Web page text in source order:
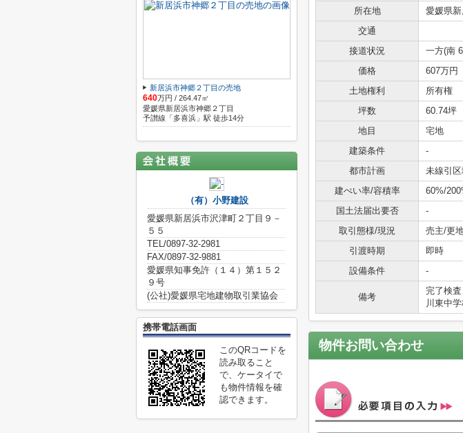
所在地
愛媛県
交通
接道状況
一方(南
価格
607万円
土地権利
所有権
坪数
60.74坪
地目
宅地
建築条件
-
都市計画
未線引
建ぺい率/容積率
60%/
国土法届出要否
-
取引態様/現況
売主/更
引渡時期
即時
設備条件
-
備考
完了
川東中
物件お問い合わせ
新居浜市神郷２丁目の売地
640万円 / 264.47㎡
愛媛県新居浜市神郷２丁目
予讃線「多喜浜」駅 徒歩14分
（有）小野建設
愛媛県新居浜市沢津町２丁目９－
５５
TEL/0897-32-2981
FAX/0897-32-9881
愛媛県知事免許（１４）第１５２
９号
(公社)愛媛県宅地建物取引業協会
携帯電話画面
このQRコードを
読み取ること
で、ケータイで
も物件情報を確
認できます。